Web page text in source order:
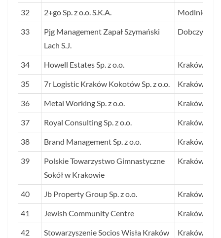
32 2+go Sp. z o.o. S.K.A. Modlnica
33
Pjg Management Zapał Szymański
Lach S.J.
Dobczyce
34 Howell Estates Sp. z o.o. Kraków
35 7r Logistic Kraków Kokotów Sp. z o.o. Kraków
36 Metal Working Sp. z o.o. Kraków
37 Royal Consulting Sp. z o.o. Kraków
38 Brand Management Sp. z o.o. Kraków
39
Polskie Towarzystwo Gimnastyczne
Sokół w Krakowie
Kraków
40 Jb Property Group Sp. z o.o. Kraków
41 Jewish Community Centre Kraków
42 Stowarzyszenie Socios Wisła Kraków Kraków